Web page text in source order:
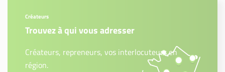
Créateurs
Trouvez à qui vous adresser
Créateurs, repreneurs, vos interlocuteurs en
région.